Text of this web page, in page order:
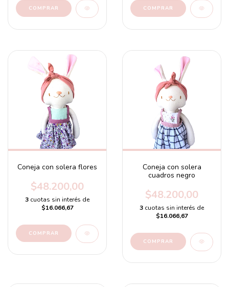
Coneja con solera flores
$48.200,00
3 cuotas sin interés de
$16.066,67
Coneja con solera
cuadros negro
$48.200,00
3 cuotas sin interés de
$16.066,67